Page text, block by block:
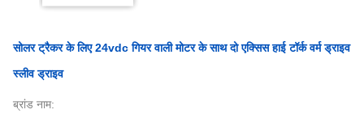
सोलर ट्रैकर के लिए 24vdc गियर वाली मोटर के साथ दो एक्सिस हाई टॉर्क वर्म ड्राइव
स्लीव ड्राइव
ब्रांड नाम: